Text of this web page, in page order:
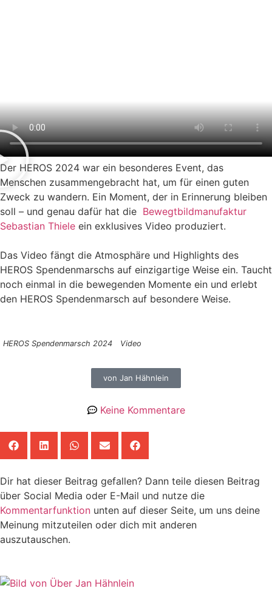
Der HEROS 2024 war ein besonderes Event, das
Menschen zusammengebracht hat, um für einen guten
Zweck zu wandern. Ein Moment, der in Erinnerung bleiben
soll – und genau dafür hat die Bewegtbildmanufaktur
Sebastian Thiele ein exklusives Video produziert.
Das Video fängt die Atmosphäre und Highlights des
HEROS Spendenmarschs auf einzigartige Weise ein. Taucht
noch einmal in die bewegenden Momente ein und erlebt
den HEROS Spendenmarsch auf besondere Weise.
HEROS Spendenmarsch 2024 Video
von Jan Hähnlein
Keine Kommentare
Dir hat dieser Beitrag gefallen? Dann teile diesen Beitrag
über Social Media oder E-Mail und nutze die
Kommentarfunktion unten auf dieser Seite, um uns deine
Meinung mitzuteilen oder dich mit anderen
auszutauschen.